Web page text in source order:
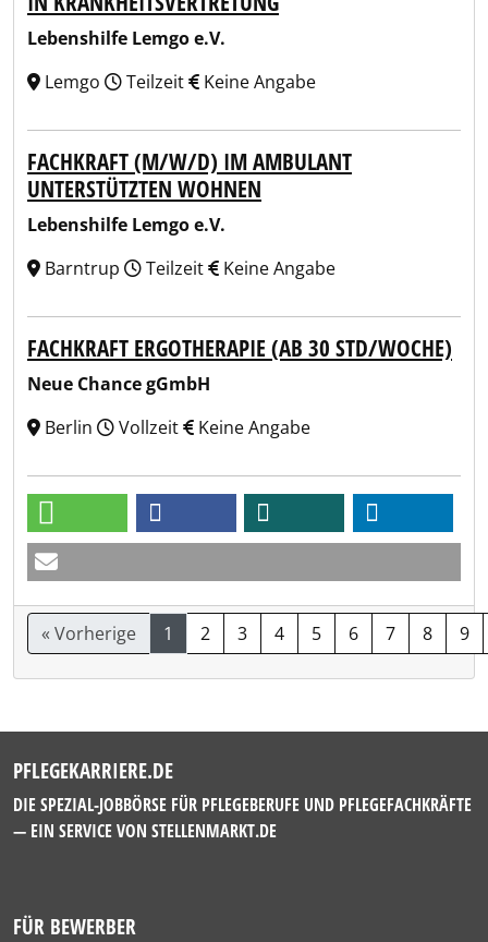
Lebenshilfe Lemgo e.V.
Lemgo
Teilzeit Keine Angabe
FACHKRAFT (M/W/D) IM AMBULANT
UNTERSTÜTZTEN WOHNEN
Lebenshilfe Lemgo e.V.
Barntrup
Teilzeit Keine Angabe
FACHKRAFT ERGOTHERAPIE (AB 30 STD/WOCHE)
Neue Chance gGmbH
Berlin
Vollzeit Keine Angabe
« Vorherige 1 2 3 4 5 6 7 8 9
PFLEGEKARRIERE.DE
DIE SPEZIAL-JOBBÖRSE FÜR PFLEGEBERUFE UND PFLEGEFACHKRÄFTE
— EIN SERVICE VON STELLENMARKT.DE
FÜR BEWERBER